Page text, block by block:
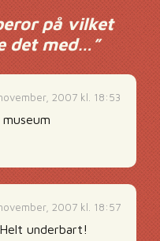
på vilket
det med…”
2007 kl. 18:53
2007 kl. 18:57
underbart!